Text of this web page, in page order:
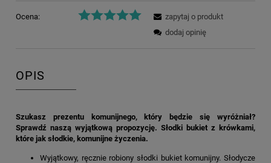
Ocena:
zapytaj o produkt
dodaj opinię
OPIS
Szukasz prezentu komunijnego, który będzie się wyróżniał?
Sprawdź naszą wyjątkową propozycję. Słodki bukiet z krówkami,
które jak słodkie, komunijne życzenia.
Wyjątkowy, ręcznie robiony słodki bukiet komunijny. Słodycze